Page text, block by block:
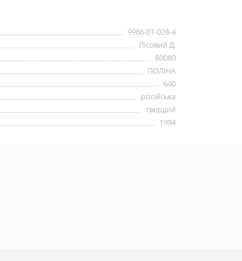
9986-01-028-4
Лісовий Д.
80080
ПОЛІНА
640
російська
твердий
1994